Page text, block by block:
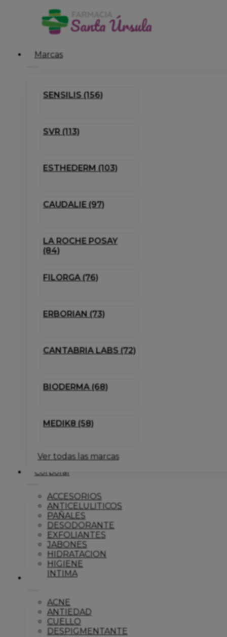
Marcas
SENSILIS (156)
SVR (113)
ESTHEDERM (103)
CAUDALIE (97)
LA ROCHE POSAY
(84)
FILORGA (76)
ERBORIAN (73)
CANTABRIA LABS (72)
BIODERMA (68)
MEDIK8 (58)
Ver todas las marcas
Corporal
ACCESORIOS
ANTICELULITICOS
PAÑALES
DESODORANTE
EXFOLIANTES
JABONES
HIDRATACION
HIGIENE
INTIMA
Dermo
ACNE
ANTIEDAD
CUELLO
DESPIGMENTANTE